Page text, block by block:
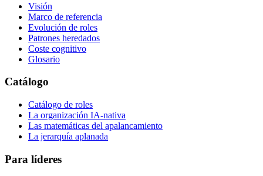
Visión
Marco de referencia
Evolución de roles
Patrones heredados
Coste cognitivo
Glosario
Catálogo
Catálogo de roles
La organización IA-nativa
Las matemáticas del apalancamiento
La jerarquía aplanada
Para líderes